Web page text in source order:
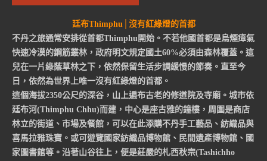
廷布Thimphu│沒有紅綠燈的首都
不丹之旅通常安排從首都Thimphu開始。不若他國首都是烏煙瘴氣
快速冷漠的鋼筋叢林，政府明文規定國土60%必須由森林覆蓋。這
兒在一片綠蔭草林之下，依然保留生活步調緩慢的節奏。直至今
日，依然為世界上唯一沒有紅綠燈的首都。
這個海拔2350公尺的深谷，山上遍布古老的修道院及寺廟。城市依
廷布河(Thimphu Chhu)而建，中心是座古雅的鐘樓，周圍是商店
林立的街道、市場及餐館，可以在此添購不丹手工藝品、紡織品與
喜馬拉雅珠寶。或可遊覽國家紡織品博物館、民間遺產博物館、國
家圖書館等。沿著山谷往上，便是莊嚴的札西秋宗(Tashichho